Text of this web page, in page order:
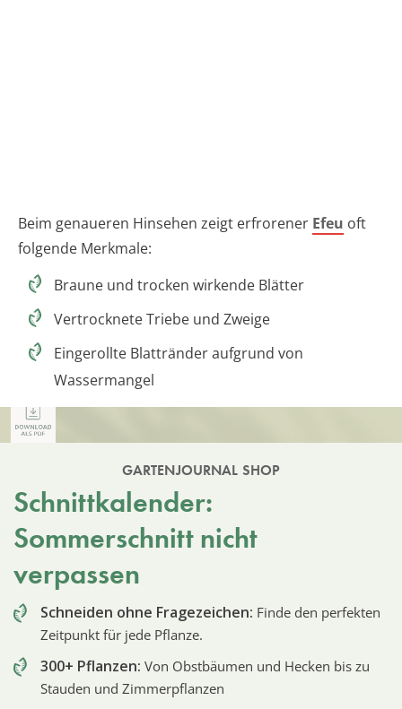
Beim genaueren Hinsehen zeigt erfrorener Efeu oft
folgende Merkmale:
Braune und trocken wirkende Blätter
Vertrocknete Triebe und Zweige
Eingerollte Blattränder aufgrund von
Wassermangel
GARTENJOURNAL SHOP
Schnittkalender:
Sommerschnitt nicht
verpassen
Schneiden ohne Fragezeichen: Finde den perfekten
Zeitpunkt für jede Pflanze.
300+ Pflanzen: Von Obstbäumen und Hecken bis zu
Stauden und Zimmerpflanzen